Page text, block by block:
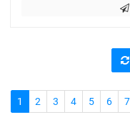
1 2 3 4 5 6 7